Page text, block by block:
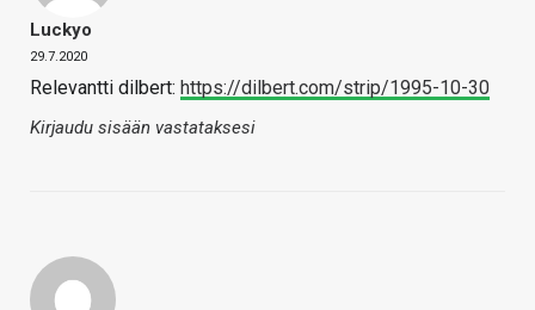
Luckyo
29.7.2020
Relevantti dilbert: https://dilbert.com/strip/1995-10-30
Kirjaudu sisään vastataksesi